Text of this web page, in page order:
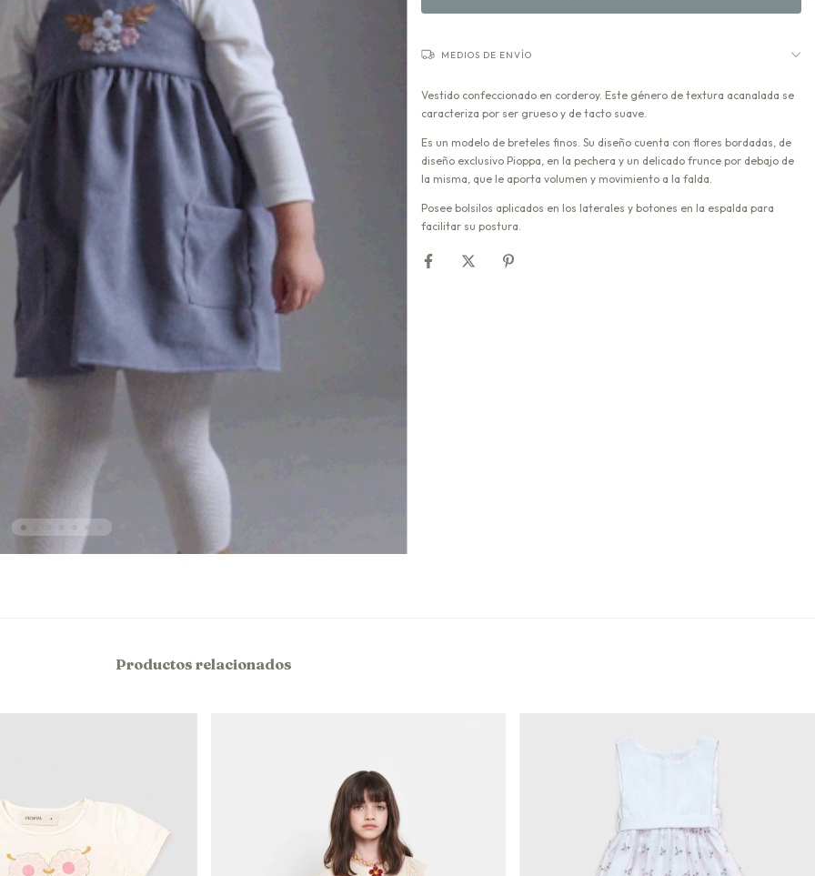
MEDIOS DE ENVÍO
Vestido confeccionado en corderoy. Este género de textura acanalada se
caracteriza por ser grueso y de tacto suave.
Es un modelo de breteles finos. Su diseño cuenta con flores bordadas, de
diseño exclusivo Pioppa, en la pechera y un delicado frunce por debajo de
la misma, que le aporta volumen y movimiento a la falda.
Posee bolsilos aplicados en los laterales y botones en la espalda para
facilitar su postura.
Productos relacionados